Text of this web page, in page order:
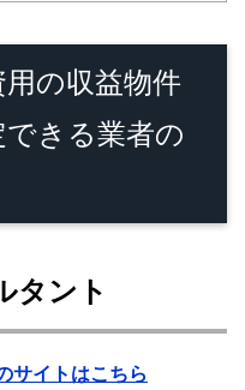
の収益物件
きる業者の
タント
サイトはこちら